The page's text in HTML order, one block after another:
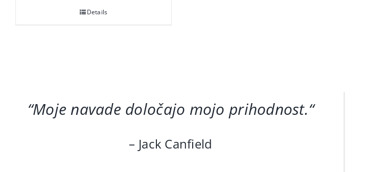
is:Details
“Moje navade določajo mojo prihodnost.“
– Jack Canfield